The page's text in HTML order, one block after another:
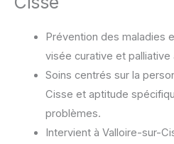
Prévention des maladies
visée curative et palliative
Soins centrés sur la
Cisse et aptitude
problèmes.
Intervient à Valloire-sur-